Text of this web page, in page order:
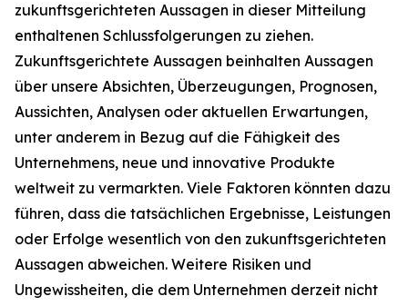
zukunftsgerichteten Aussagen in dieser Mitteilung
enthaltenen Schlussfolgerungen zu ziehen.
Zukunftsgerichtete Aussagen beinhalten Aussagen
über unsere Absichten, Überzeugungen, Prognosen,
Aussichten, Analysen oder aktuellen Erwartungen,
unter anderem in Bezug auf die Fähigkeit des
Unternehmens, neue und innovative Produkte
weltweit zu vermarkten. Viele Faktoren könnten dazu
führen, dass die tatsächlichen Ergebnisse, Leistungen
oder Erfolge wesentlich von den zukunftsgerichteten
Aussagen abweichen. Weitere Risiken und
Ungewissheiten, die dem Unternehmen derzeit nicht